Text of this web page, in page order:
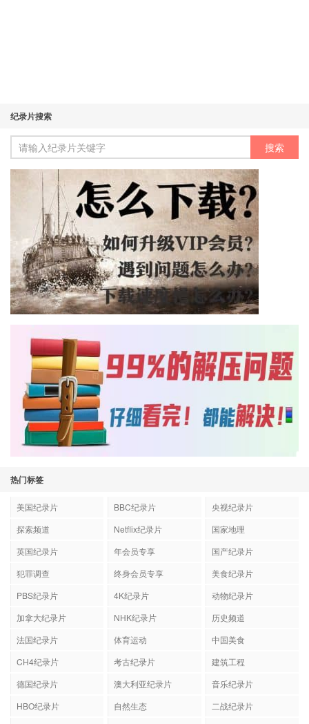
纪录片搜索
热门标签
美国纪录片 BBC纪录片
央视纪录片
探索频道
Netflix纪录片
国家地理
英国纪录片
年会员专享
国产纪录片
犯罪调查
终身会员专享
美食纪录片
PBS纪录片
4K纪录片
动物纪录片
加拿大纪录片
NHK纪录片
历史频道
法国纪录片
体育运动
中国美食
CH4纪录片
考古纪录片
建筑工程
德国纪录片
澳大利亚纪录片
音乐纪录片
HBO纪录片
自然生态
二战纪录片